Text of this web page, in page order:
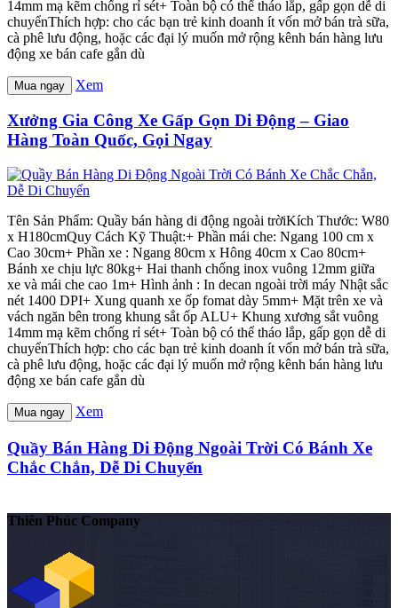
14mm mạ kẽm chống rỉ sét+ Toàn bộ có thể tháo lắp, gấp gọn dễ di
chuyểnThích hợp: cho các bạn trẻ kinh doanh ít vốn mở bán trà sữa,
cà phê lưu động, hoặc các đại lý muốn mở rộng kênh bán hàng lưu
động xe bán cafe gắn dù
Mua ngay Xem
Xưởng Gia Công Xe Gấp Gọn Di Động – Giao
Hàng Toàn Quốc, Gọi Ngay
Tên Sản Phẩm: Quầy bán hàng di động ngoài trờiKích Thước: W80
x H180cmQuy Cách Kỹ Thuật:+ Phần mái che: Ngang 100 cm x
Cao 30cm+ Phần xe : Ngang 80cm x Hông 40cm x Cao 80cm+
Bánh xe chịu lực 80kg+ Hai thanh chống inox vuông 12mm giữa
xe và mái che cao 1m+ Hình ảnh : In decan ngoài trời máy Nhật sắc
nét 1400 DPI+ Xung quanh xe ốp fomat dày 5mm+ Mặt trên xe và
vách ngăn bên trong khung sắt ốp ALU+ Khung xương sắt vuông
14mm mạ kẽm chống rỉ sét+ Toàn bộ có thể tháo lắp, gấp gọn dễ di
chuyểnThích hợp: cho các bạn trẻ kinh doanh ít vốn mở bán trà sữa,
cà phê lưu động, hoặc các đại lý muốn mở rộng kênh bán hàng lưu
động xe bán cafe gắn dù
Mua ngay Xem
Quầy Bán Hàng Di Động Ngoài Trời Có Bánh Xe
Chắc Chắn, Dễ Di Chuyển
Thiên Phúc Company